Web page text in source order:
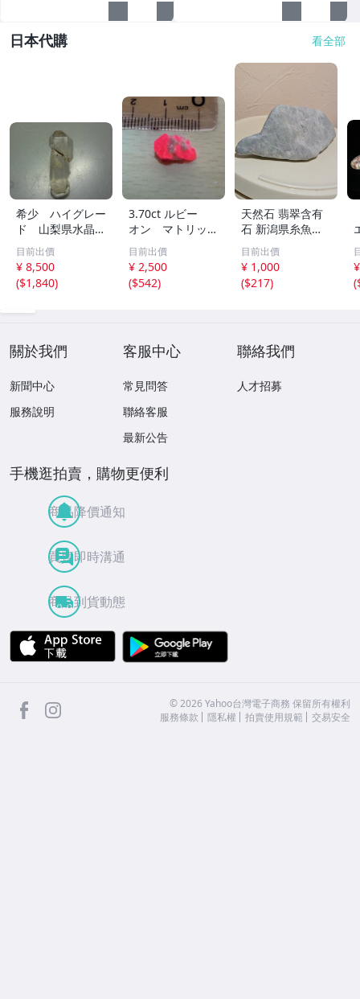
日本代購 看全部
希少 ハイグレー
ド 山梨県水晶峠
の紫松茸水晶 国
産銘柄標本
目前出價
¥ 8,500
($1,840)
3.70ct ルビー
オン マトリック
ス アフガニスタ
ン産
目前出價
¥ 2,500
($542)
天然石 翡翠含有
石 新潟県糸魚川
市歌川産 ※山石
※原石 ※約115g
※希少品
目前出價
¥ 1,000
($217)
t
(
關於我們
新聞中心
服務說明
客服中心
常見問答
聯絡客服
最新公告
聯絡我們
人才招募
手機逛拍賣，購物更便利
商品降價通知
買賣即時溝通
商品到貨動態
APP Store
facebook ©2026 Yahoo台灣電子商務 保留所有權利
服務條款
隱私權 拍賣使用規範 交易安全